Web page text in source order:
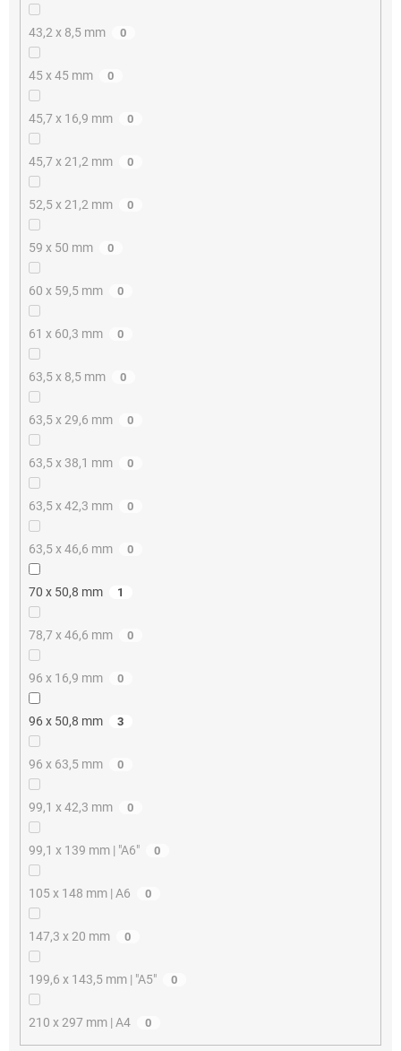
43,2 x 8,5 mm 0
45 x 45 mm 0
45,7 x 16,9 mm 0
45,7 x 21,2 mm 0
52,5 x 21,2 mm 0
59 x 50 mm 0
60 x 59,5 mm 0
61 x 60,3 mm 0
63,5 x 8,5 mm 0
63,5 x 29,6 mm 0
63,5 x 38,1 mm 0
63,5 x 42,3 mm 0
63,5 x 46,6 mm 0
70 x 50,8 mm 1
78,7 x 46,6 mm 0
96 x 16,9 mm 0
96 x 50,8 mm 3
96 x 63,5 mm 0
99,1 x 42,3 mm 0
99,1 x 139 mm | "A6" 0
105 x 148 mm | A6 0
147,3 x 20 mm 0
199,6 x 143,5 mm | "A5" 0
210 x 297 mm | A4 0